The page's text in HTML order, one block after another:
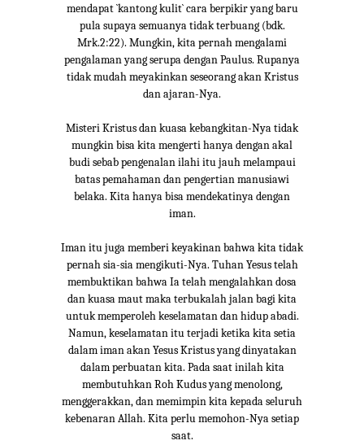
mendapat `kantong kulit` cara berpikir yang baru
pula supaya semuanya tidak terbuang (bdk.
Mrk.2:22). Mungkin, kita pernah mengalami
pengalaman yang serupa dengan Paulus. Rupanya
tidak mudah meyakinkan seseorang akan Kristus
dan ajaran-Nya.
Misteri Kristus dan kuasa kebangkitan-Nya tidak
mungkin bisa kita mengerti hanya dengan akal
budi sebab pengenalan ilahi itu jauh melampaui
batas pemahaman dan pengertian manusiawi
belaka. Kita hanya bisa mendekatinya dengan
iman.
Iman itu juga memberi keyakinan bahwa kita tidak
pernah sia-sia mengikuti-Nya. Tuhan Yesus telah
membuktikan bahwa Ia telah mengalahkan dosa
dan kuasa maut maka terbukalah jalan bagi kita
untuk memperoleh keselamatan dan hidup abadi.
Namun, keselamatan itu terjadi ketika kita setia
dalam iman akan Yesus Kristus yang dinyatakan
dalam perbuatan kita. Pada saat inilah kita
membutuhkan Roh Kudus yang menolong,
menggerakkan, dan memimpin kita kepada seluruh
kebenaran Allah. Kita perlu memohon-Nya setiap
saat.